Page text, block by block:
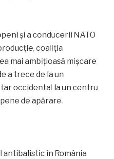
și a conducerii NATO
coaliția
mai ambițioasă mișcare
a trece de la un
occidental la un centru
de apărare.
antibalistic în România